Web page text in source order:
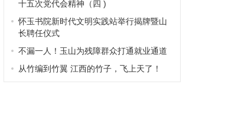
十五次党代会精神（四 )
怀玉书院新时代文明实践站举行揭牌暨山
长聘任仪式
不漏一人！玉山为残障群众打通就业通道
从竹编到竹翼 江西的竹子，飞上天了！